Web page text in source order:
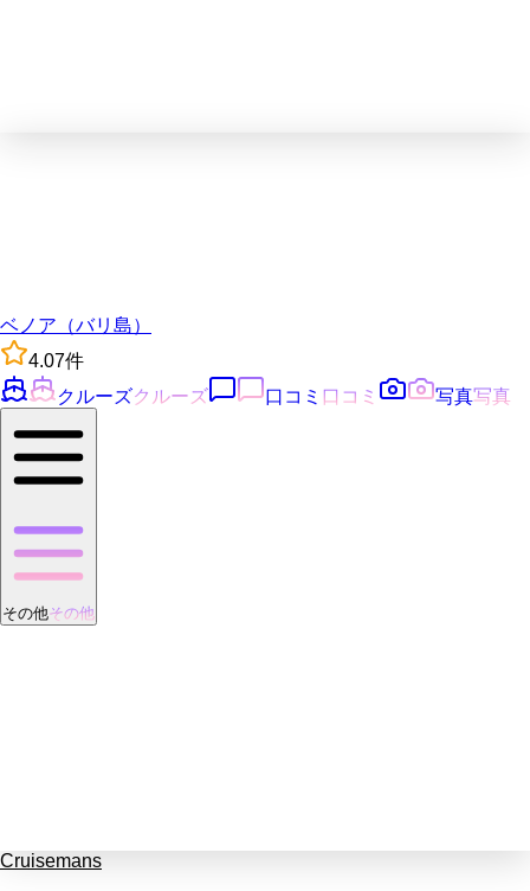
ベノア（バリ島）
4.07件
クルーズクルーズ 口コミ 口コミ 写真写真
その他その他
Cruisemans